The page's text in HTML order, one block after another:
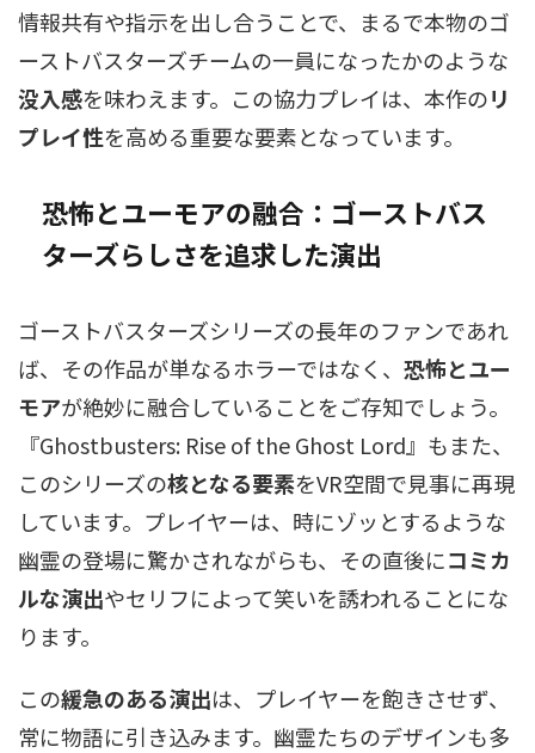
情報共有や指示を出し合うことで、まるで本物のゴ
ーストバスターズチームの一員になったかのような
没入感を味わえます。この協力プレイは、本作のリ
プレイ性を高める重要な要素となっています。
恐怖とユーモアの融合： ゴーストバス
ターズらしさを追求した演出
ゴーストバスターズシリーズの長年のファンであれ
ば、その作品が単なるホラーではなく、 恐怖とユー
モアが絶妙に融合していることをご存知でしょう。
『Ghostbusters: Rise of the Ghost Lord』もまた、
このシリーズの核となる要素をVR空間で見事に再現
しています。プレイヤーは、時にゾッとするような
幽霊の登場に驚かされながらも、その直後にコミカ
ルな演出やセリフによって笑いを誘われることにな
ります。
この緩急のある演出は、プレイヤーを飽きさせず、
常に物語に引き込みます。幽霊たちのデザインも多